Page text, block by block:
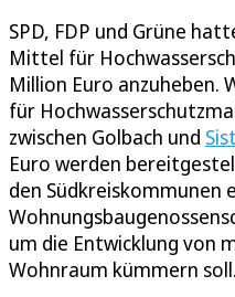
SPD, FDP und Grüne
Mittel für
Million Euro anzuheben.
für
zwischen Golbach und
Euro werden
den Südkreiskommunen
um die Entwicklung von
Wohnraum kümmern soll.